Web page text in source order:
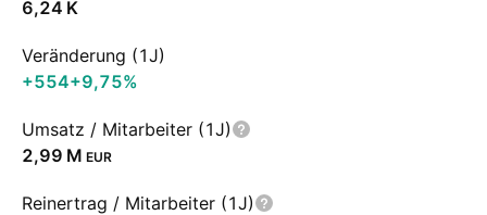
‪6,24 K‬
Veränderung (1J)
+554+9,75%
Umsatz / Mitarbeiter (1J)
‪2,99 M‬ EUR
Reinertrag / Mitarbeiter (1J)